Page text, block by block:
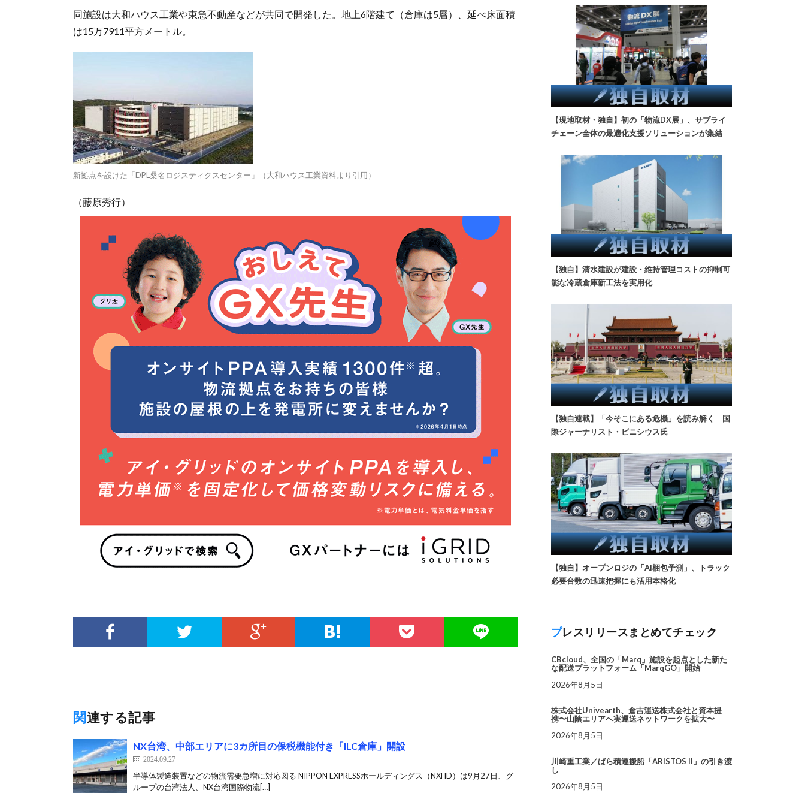
同施設は大和ハウス工業や東急不動産などが共同で開発した。地上6階建て（倉庫は5層）、延べ床面積
は15万7911平方メートル。
新拠点を設けた「DPL桑名ロジスティクスセンター」（大和ハウス工業資料より引用）
（藤原秀行）
関連する記事
NX台湾、中部エリアに3カ所目の保税機能付き「ILC倉庫」開設
2024.09.27
半導体製造装置などの物流需要急増に対応図る NIPPON EXPRESSホールディングス（NXHD）は9月27日、グ
ループの台湾法人、NX台湾国際物流[…]
【現地取材・独自】初の「物流DX展」、サプライ
チェーン全体の最適化支援ソリューションが集結
【独自】清水建設が建設・維持管理コストの抑制可
能な冷蔵倉庫新工法を実用化
【独自連載】「今そこにある危機」を読み解く 国
際ジャーナリスト・ビニシウス氏
【独自】オープンロジの「AI梱包予測」、トラック
必要台数の迅速把握にも活用本格化
プレスリリースまとめてチェック
CBcloud、全国の「Marq」施設を起点とした新た
な配送プラットフォーム「MarqGO」開始
2026年8月5日
株式会社Univearth、倉吉運送株式会社と資本提
携〜山陰エリアへ実運送ネットワークを拡大〜
2026年8月5日
川崎重工業／ばら積運搬船「ARISTOS II」の引き渡
し
2026年8月5日